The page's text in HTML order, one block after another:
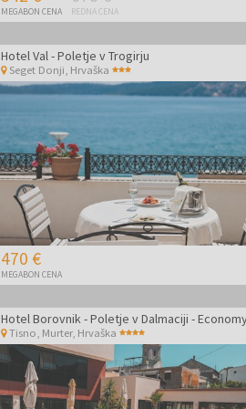
MEGABON CENA REDNA CENA
Hotel Val - Poletje v Trogirju
Seget Donji Hrvaška
470 €
MEGABON CENA
Hotel Borovnik - Poletje v Dalmaciji -
Tisno, Murter, Hrvaška